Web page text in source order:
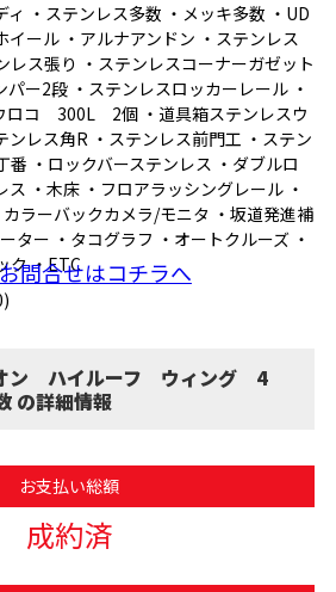
ィ ・ステンレス多数 ・メッキ多数 ・UD
イール ・アルナアンドン ・ステンレス
レス張り ・ステンレスコーナーガゼット
パー2段 ・ステンレスロッカーレール ・
ロコ 300L 2個 ・道具箱ステンレスウ
ンレス角R ・ステンレス前門工 ・ステン
番 ・ロックバーステンレス ・ダブルロ
ス ・木床 ・フロアラッシングレール ・
ラーバックカメラ/モニタ ・坂道発進補
ター ・タコグラフ ・オートクルーズ ・
ク ・ETC
問合せはコチラへ
ン ハイルーフ ウィング 4
の詳細情報
お支払い総額
成約済